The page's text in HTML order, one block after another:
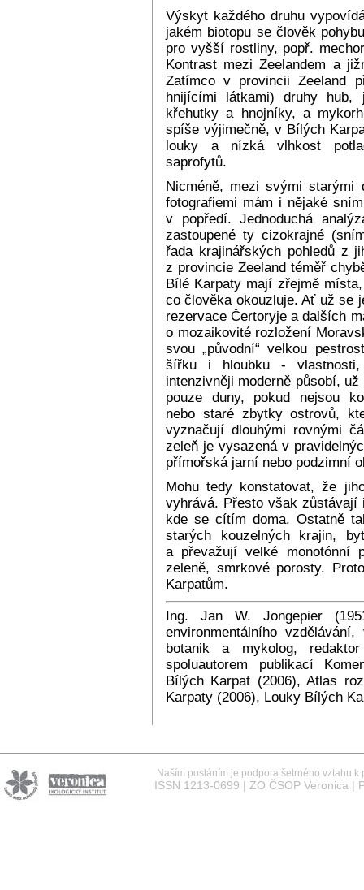
Výskyt každého druhu
jakém biotopu se člověk
pro vyšší rostliny, popř.
Kontrast mezi Zeelandem a
Zatímco v provincii Zeeland
hnijícími látkami) druhy hub,
křehutky a hnojníky, a
spíše výjimečně, v Bílých
louky a nízká vlhkost
saprofytů.
Nicméně, mezi svými starými
fotografiemi mám i nějaké
v popředí. Jednoduchá
zastoupené ty cizokrajné
řada krajinářských pohledů z
z provincie Zeeland téměř
Bílé Karpaty mají zřejmě
co člověka okouzluje. Ať už se
rezervace Čertoryje a dalších
o mozaikovité rozložení
svou „původní“ velkou
šířku i hloubku -
intenzivněji moderně působí,
pouze duny, pokud nejsou
nebo staré zbytky ostrovů,
vyznačují dlouhými rovnými
zeleň je vysazená v
přímořská jarní nebo podzimní
Mohu tedy konstatovat, že
vyhrává. Přesto však
kde se cítím doma. Ostatně
starých kouzelných krajin,
a převažují velké
zeleně, smrkové porosty.
Karpatům.
Ing. Jan W. Jongepier
environmentálního
botanik a mykolog,
spoluautorem publikací
Bílých Karpat (2006), Atlas
Karpaty (2006), Louky Bílých
Naším posláním je podpora šetrného vztahu
ISSN 1213-0699 | ZO ČSOP Veronica |